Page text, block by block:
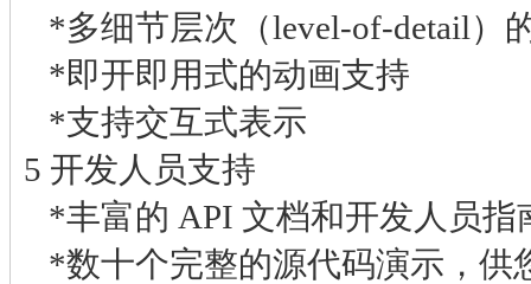
*多细节层次（level-of-detail）
*即开即用式的动画支持
*支持交互式表示
5 开发人员支持
*丰富的 API 文档和开发人员指
*数十个完整的源代码演示，供